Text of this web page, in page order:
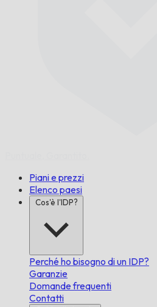
Piani e prezzi
Elenco paesi
Cos'è l'IDP?
Perché ho bisogno di un IDP?
Garanzie
Domande frequenti
Contatti